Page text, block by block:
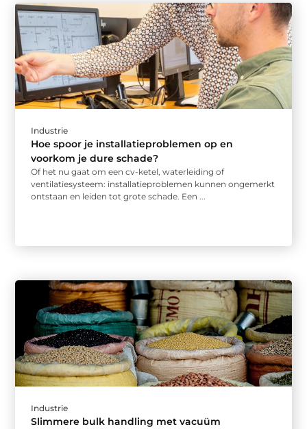
Industrie
Hoe spoor je installatieproblemen op en
voorkom je dure schade?
Of het nu gaat om een cv-ketel, waterleiding of
ventilatiesysteem: installatieproblemen kunnen ongemerkt
ontstaan en leiden tot grote schade. Een ...
Industrie
Slimmere bulk handling met vacuüm